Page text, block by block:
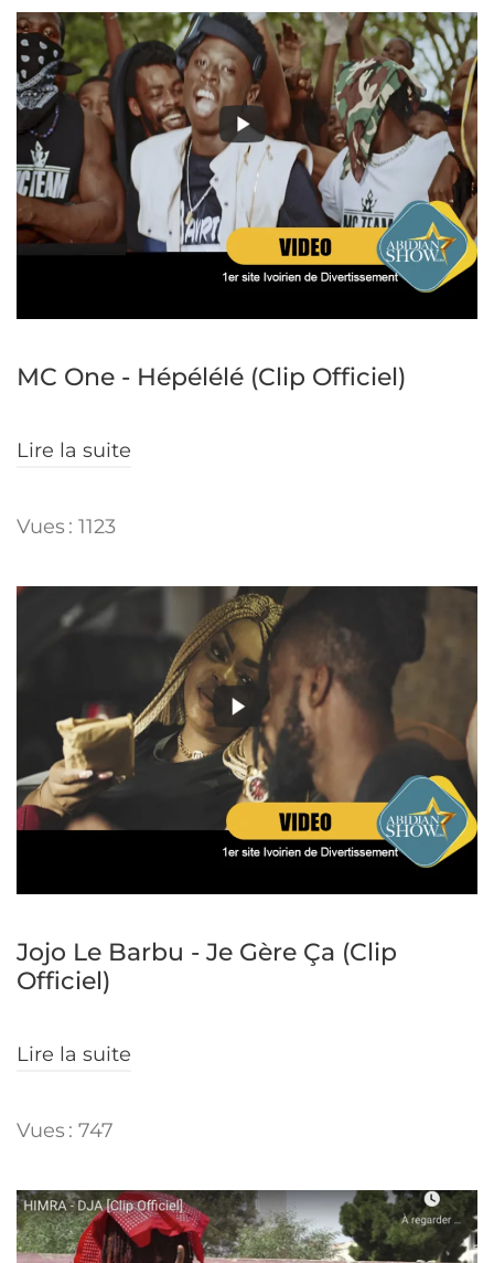
MC One - Hépélélé (Clip Officiel)
Lire la suite
Vues : 1123
Jojo Le Barbu - Je Gère Ça (Clip
Officiel)
Lire la suite
Vues : 747